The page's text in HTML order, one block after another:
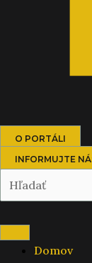
O PORTÁLI
INFORMUJTE
Domov